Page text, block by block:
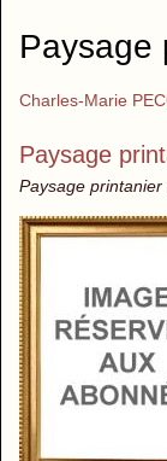
Paysage
Charles-Marie
Paysage
Paysage